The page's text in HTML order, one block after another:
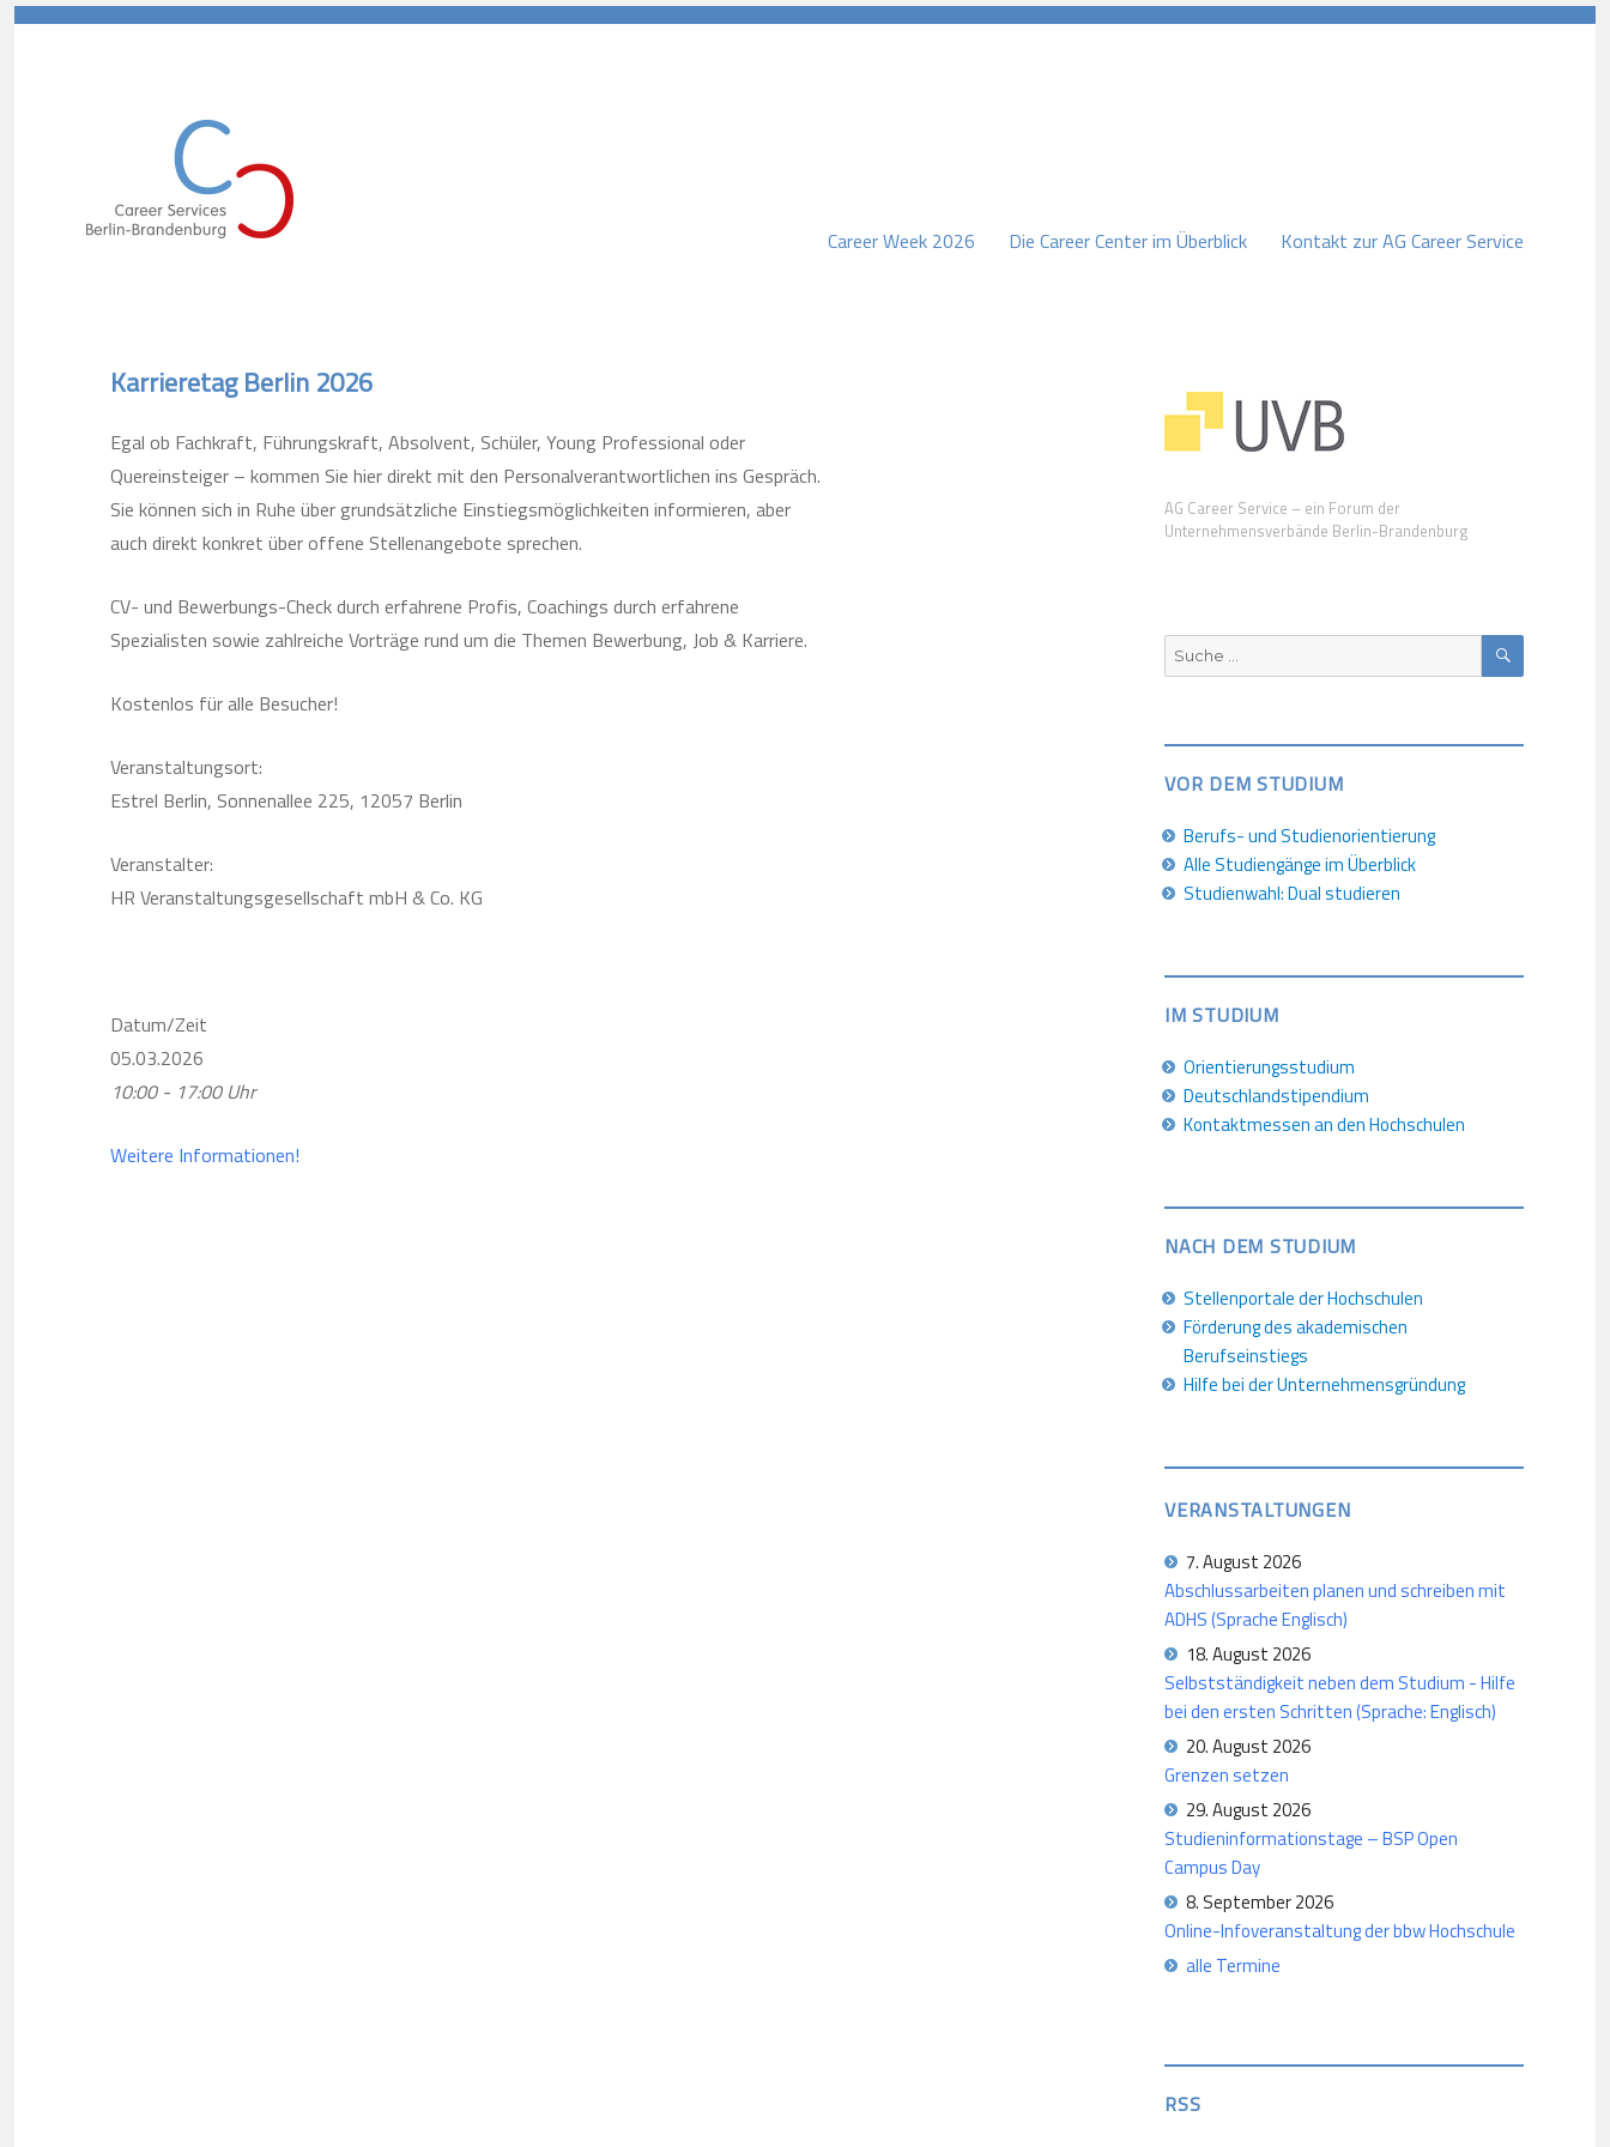
Career Week 2026 Die Career Center im Überblick Kontakt zur AG Career Service
Karrieretag Berlin 2026
Egal ob Fachkraft, Führungskraft, Absolvent, Schüler, Young Professional oder
Quereinsteiger – kommen Sie hier direkt mit den Personalverantwortlichen ins Gespräch.
Sie können sich in Ruhe über grundsätzliche Einstiegsmöglichkeiten informieren, aber
auch direkt konkret über offene Stellenangebote sprechen.
CV- und Bewerbungs-Check durch erfahrene Profis, Coachings durch erfahrene
Spezialisten sowie zahlreiche Vorträge rund um die Themen Bewerbung, Job & Karriere.
Kostenlos für alle Besucher!
Veranstaltungsort:
Estrel Berlin, Sonnenallee 225, 12057 Berlin
Veranstalter:
HR Veranstaltungsgesellschaft mbH & Co. KG
Datum/Zeit
05.03.2026
10:00 - 17:00 Uhr
Weitere Informationen!
AG Career Service – ein Forum der
Unternehmensverbände Berlin-Brandenburg
Suche
nach:
SUCHEN
VOR DEM STUDIUM
Berufs- und Studienorientierung
Alle Studiengänge im Überblick
Studienwahl: Dual studieren
IM STUDIUM
Orientierungsstudium
Deutschlandstipendium
Kontaktmessen an den Hochschulen
NACH DEM STUDIUM
Stellenportale der Hochschulen
Förderung des akademischen
Berufseinstiegs
Hilfe bei der Unternehmensgründung
VERANSTALTUNGEN
7. August 2026
Abschlussarbeiten planen und schreiben mit
ADHS (Sprache Englisch)
18. August 2026
Selbstständigkeit neben dem Studium - Hilfe
bei den ersten Schritten (Sprache: Englisch)
20. August 2026
Grenzen setzen
29. August 2026
Studieninformationstage – BSP Open
Campus Day
8. September 2026
Online-Infoveranstaltung der bbw Hochschule
alle Termine
RSS